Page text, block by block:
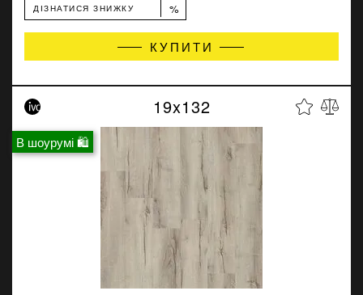
ДІЗНАТИСЯ ЗНИЖКУ %
КУПИТИ
В шоурумі 🛍
19x132